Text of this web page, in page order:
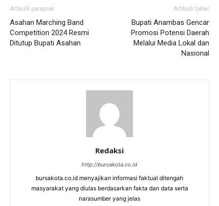
Artikulli paraprak
Asahan Marching Band
Competition 2024 Resmi
Ditutup Bupati Asahan
Artikulli tjetër
Bupati Anambas Gencar
Promosi Potensi Daerah
Melalui Media Lokal dan
Nasional
Redaksi
http://bursakota.co.id
bursakota.co.id menyajikan informasi faktual ditengah
masyarakat yang diulas berdasarkan fakta dan data serta
narasumber yang jelas